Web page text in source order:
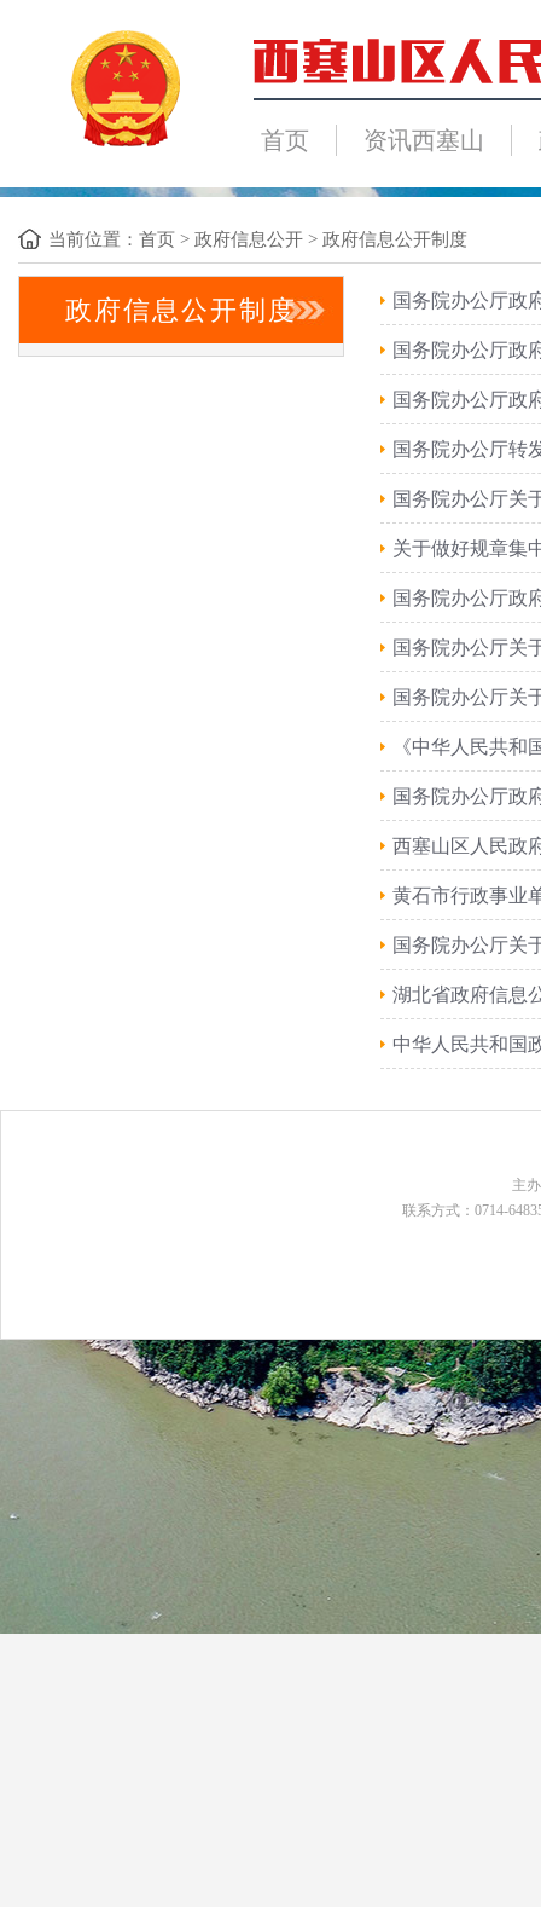
首页 资讯西塞山
当前位置： 首页 > 政府信息公开 > 政府信息公开制度
政府信息公开制度 国务院办公厅政
国务院办公厅政
国务院办公厅政
国务院办公厅转
国务院办公厅关
关于做好规章集
国务院办公厅政
国务院办公厅关
国务院办公厅关
《中华人民共和
国务院办公厅政
西塞山区人民政
黄石市行政事业
国务院办公厅关
湖北省政府信息
中华人民共和国
主
联系方式：0714-